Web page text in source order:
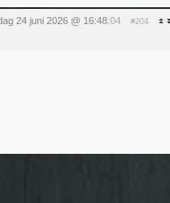
24 juni 2026 @ 16:48:04 #204